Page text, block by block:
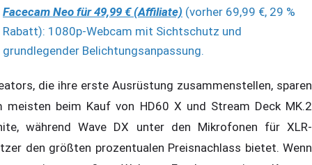
Facecam Neo für 49,99 € (Affiliate) (vorher 69,99 €, 29 %
Rabatt): 1080p-Webcam mit Sichtschutz und
grundlegender Belichtungsanpassung.
die ihre erste Ausrüstung zusammenstellen, sparen
meisten beim Kauf von HD60 X und Stream Deck MK.2
während Wave DX unter den Mikrofonen für XLR-
den größten prozentualen Preisnachlass bietet. Wenn